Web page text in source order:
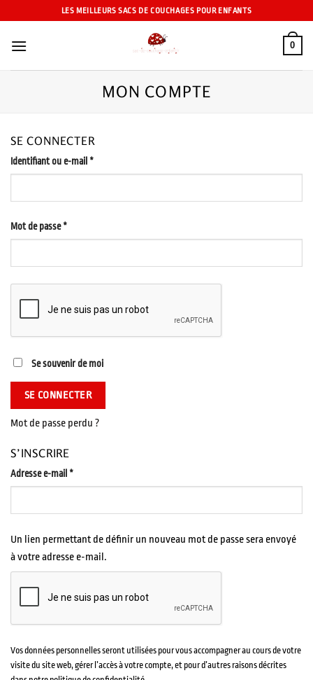
contenu
LES MEILLEURS SACS DE COUCHAGES POUR ENFANTS
0
MON COMPTE
SE CONNECTER
Identifiant ou e-mail *Obligatoire
Mot de passe*Obligatoire
Se souvenir de moi
SE CONNECTER
Mot de passe perdu ?
S’INSCRIRE
Adresse e-mail *Obligatoire
Un lien permettant de définir un nouveau mot de passe sera envoyé
à votre adresse e-mail.
Vos données personnelles seront utilisées pour vous accompagner au cours de votre
visite du site web, gérer l’accès à votre compte, et pour d’autres raisons décrites